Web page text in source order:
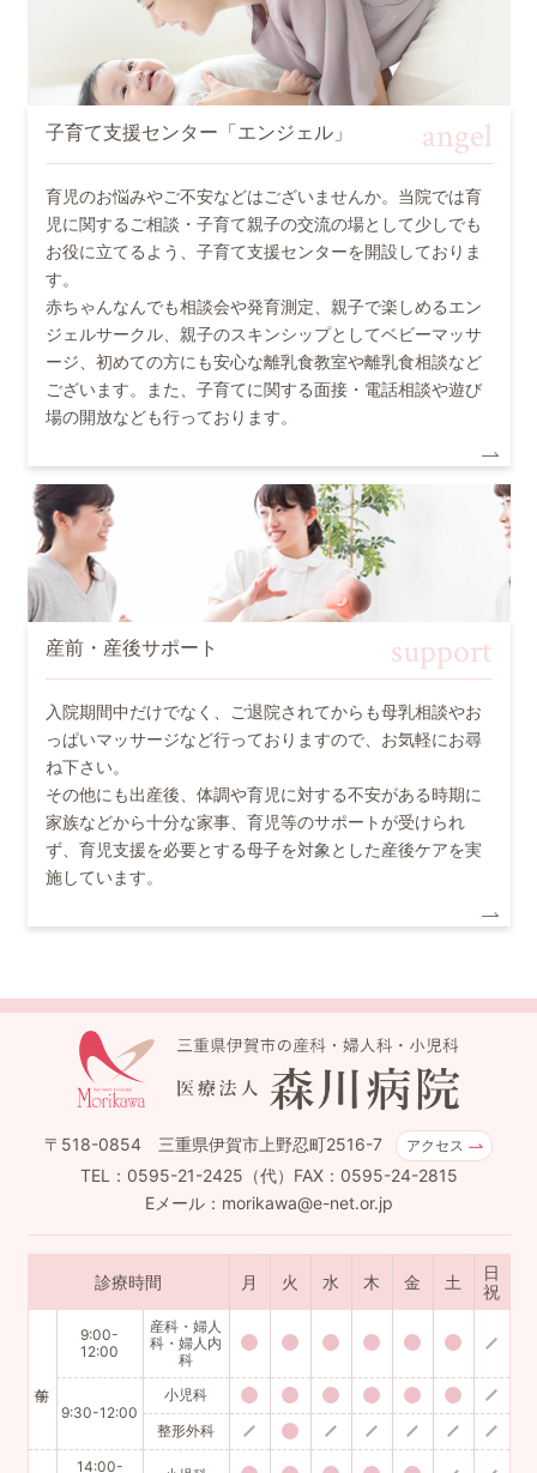
子育て支援センター「エンジェル」 angel
育児のお悩みやご不安などはございませんか。当院では育
児に関するご相談・子育て親子の交流の場として少しでも
お役に立てるよう、子育て支援センターを開設しておりま
す。
赤ちゃんなんでも相談会や発育測定、親子で楽しめるエン
ジェルサークル、親子のスキンシップとしてベビーマッサ
ージ、初めての方にも安心な離乳食教室や離乳食相談など
ございます。また、子育てに関する面接・電話相談や遊び
場の開放なども行っております。
産前・産後サポート support
入院期間中だけでなく、ご退院されてからも母乳相談やお
っぱいマッサージなど行っておりますので、お気軽にお尋
ね下さい。
その他にも出産後、体調や育児に対する不安がある時期に
家族などから十分な家事、育児等のサポートが受けられ
ず、育児支援を必要とする母子を対象とした産後ケアを実
施しています。
〒518-0854 三重県伊賀市上野忍町2516-7 アクセス
TEL：0595-21-2425（代）FAX：0595-24-2815
Eメール：morikawa@e-net.or.jp
診療時間 月 火 水 木 金 土
日
祝
9:00-
12:00
産科・婦人
科・婦人内
科
9:30-12:00
小児科
整形外科
14:00-